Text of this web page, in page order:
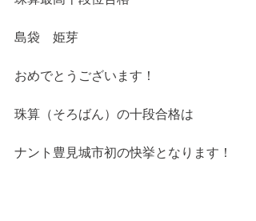
島袋　姫芽
おめでとうございます！
珠算（そろばん）の十段合格は
ナント豊見城市初の快挙となります！